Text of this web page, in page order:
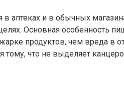
аптеках и в обычных
Основная особенность
продуктов, чем вреда в
тому, что не выделяет